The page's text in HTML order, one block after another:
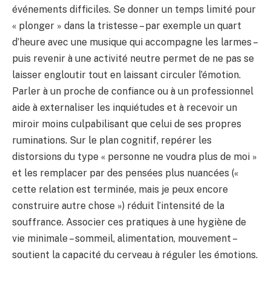
événements difficiles. Se donner un temps limité pour
« plonger » dans la tristesse – par exemple un quart
d’heure avec une musique qui accompagne les larmes –
puis revenir à une activité neutre permet de ne pas se
laisser engloutir tout en laissant circuler l’émotion.
Parler à un proche de confiance ou à un professionnel
aide à externaliser les inquiétudes et à recevoir un
miroir moins culpabilisant que celui de ses propres
ruminations. Sur le plan cognitif, repérer les
distorsions du type « personne ne voudra plus de moi »
et les remplacer par des pensées plus nuancées («
cette relation est terminée, mais je peux encore
construire autre chose ») réduit l’intensité de la
souffrance. Associer ces pratiques à une hygiène de
vie minimale – sommeil, alimentation, mouvement –
soutient la capacité du cerveau à réguler les émotions.